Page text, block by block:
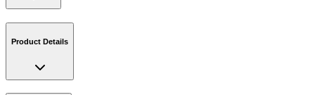
Product Details